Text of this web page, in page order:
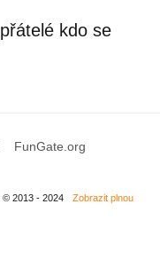
kdo se
FunGate.org
© 2013 - 2024
Zobrazit plnou